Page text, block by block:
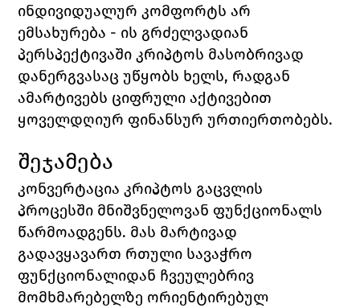
ინდივიდუალურ კომფორტს არ
ემსახურება - ის გრძელვადიან
პერსპექტივაში კრიპტოს მასობრივად
დანერგვასაც უწყობს ხელს, რადგან
ამარტივებს ციფრული აქტივებით
ყოველდღიურ ფინანსურ ურთიერთობებს.
შეჯამება
კონვერტაცია კრიპტოს გაცვლის
პროცესში მნიშვნელოვან ფუნქციონალს
წარმოადგენს. მას მარტივად
გადავყავართ რთული სავაჭრო
ფუნქციონალიდან ჩვეულებრივ
მომხმარებელზე ორიენტირებულ